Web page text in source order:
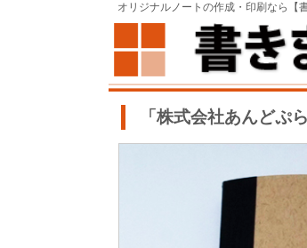
オリジナルノートの作成・印刷なら【
「株式会社あんどぷ